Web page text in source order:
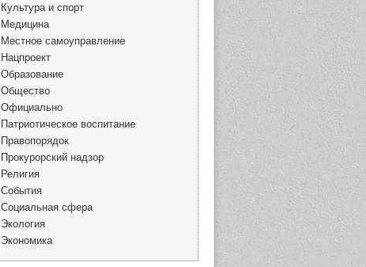
Культура и спорт
Медицина
Местное самоуправление
Нацпроект
Образование
Общество
Официально
Патриотическое воспитание
Правопорядок
Прокурорский надзор
Религия
События
Социальная сфера
Экология
Экономика